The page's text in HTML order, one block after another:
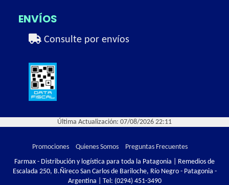
ENVÍOS
Consulte por envíos
Última Actualización: 07/08/2026 22:11
Promociones Quienes Somos
Preguntas Frecuentes
Farmax - Distribución y logística para toda la Patagonia | Remedios de
Escalada 250, B.Ñireco San Carlos de Bariloche, Río Negro - Patagonia -
Argentina | Tel: (0294) 451-3490